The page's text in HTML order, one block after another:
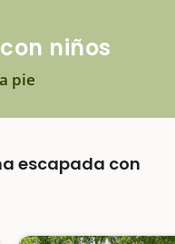
niños
pie
escapada con